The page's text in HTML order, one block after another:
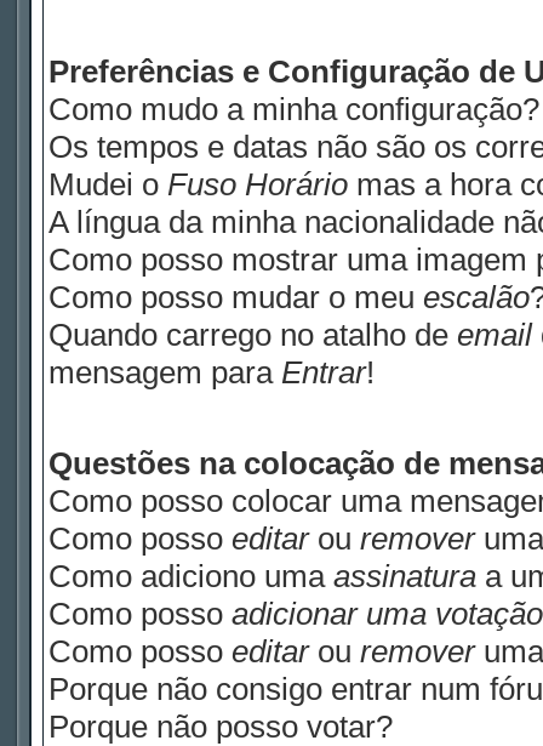
Preferências e Configuração de
Como mudo a minha configuração?
Os tempos e datas não são os
Mudei o Fuso Horário mas a hora
A língua da minha nacionalidade
Como posso mostrar uma
Como posso mudar o meu escalão
Quando carrego no atalho de email
mensagem para Entrar!
Questões na colocação de
Como posso colocar uma
Como posso editarou remover
Como adiciono uma assinatura a
Como posso adicionar uma votação
Como posso editarou remover
Porque não consigo entrar num
Porque não posso votar?